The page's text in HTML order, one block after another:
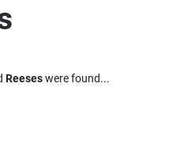
Reeseswere found...